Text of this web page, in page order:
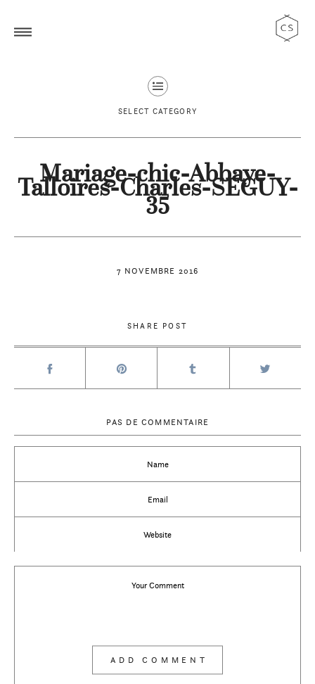
SELECT CATEGORY
7 NOVEMBRE 2016
Mariage-chic-Abbaye-
Talloires-Charles-SEGUY-
35
SHARE POST
PAS DE COMMENTAIRE